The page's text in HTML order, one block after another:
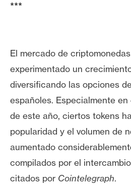
r
e
u
m
I
A
A
***
El mercado de
experimentado un
diversificando las opciones
españoles. Especialmente
de este año, ciertos tokens
popularidad y el volumen de
aumentado
compilados por el
citados por Cointelegraph.